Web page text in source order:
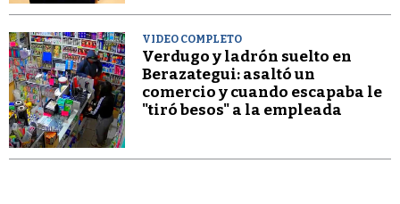
VIDEO COMPLETO
Verdugo y ladrón suelto en
Berazategui: asaltó un
comercio y cuando escapaba le
"tiró besos" a la empleada